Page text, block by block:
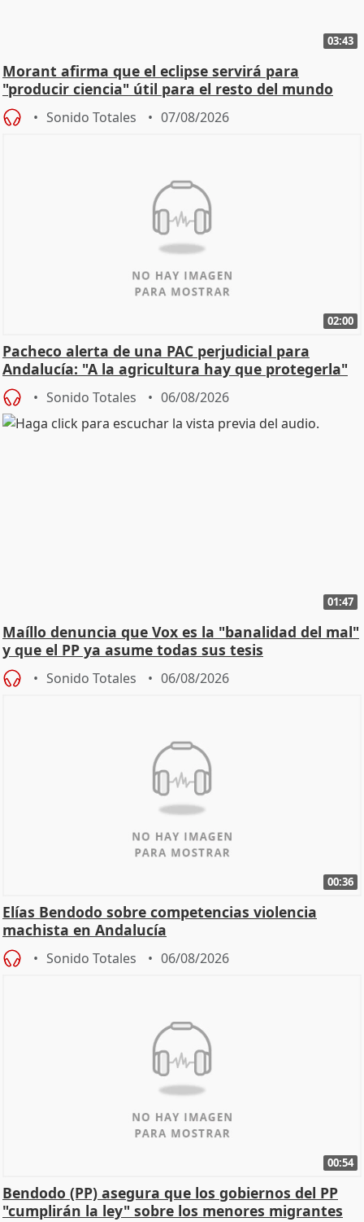
03:43
Morant afirma que el eclipse servirá para
"producir ciencia" útil para el resto del mundo
Sonido Totales 07/08/2026
02:00
Pacheco alerta de una PAC perjudicial para
Andalucía: "A la agricultura hay que protegerla"
Sonido Totales 06/08/2026
01:47
Maíllo denuncia que Vox es la "banalidad del mal"
y que el PP ya asume todas sus tesis
Sonido Totales 06/08/2026
00:36
Elías Bendodo sobre competencias violencia
machista en Andalucía
Sonido Totales 06/08/2026
00:54
Bendodo (PP) asegura que los gobiernos del PP
"cumplirán la ley" sobre los menores migrantes